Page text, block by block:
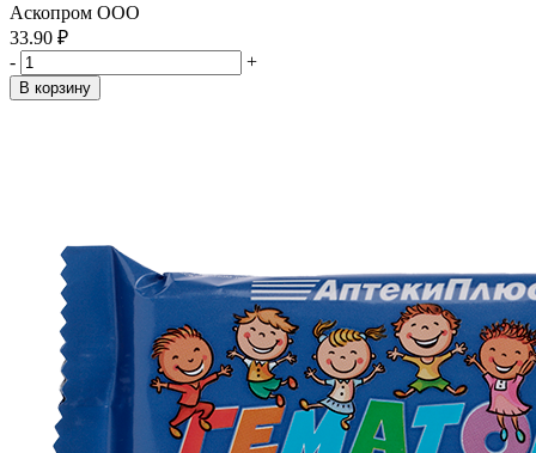
Аскопром ООО
33.90 ₽
-
+
В корзину